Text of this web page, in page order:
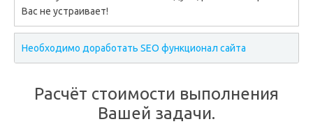
Вас не устраивает!
Необходимо доработать SEO функционал сайта
Расчёт стоимости выполнения
Вашей задачи.